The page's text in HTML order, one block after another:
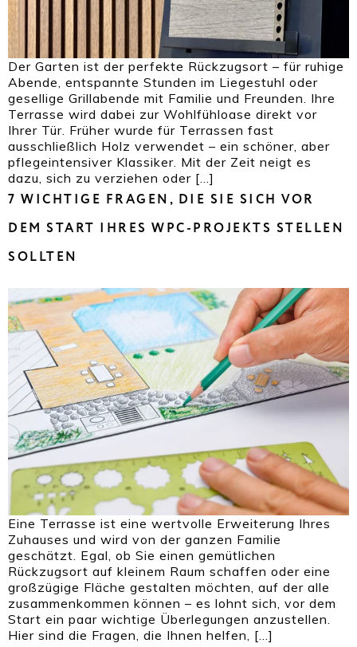
Der Garten ist der perfekte Rückzugsort – für ruhige
Abende, entspannte Stunden im Liegestuhl oder
gesellige Grillabende mit Familie und Freunden. Ihre
Terrasse wird dabei zur Wohlfühloase direkt vor
Ihrer Tür. Früher wurde für Terrassen fast
ausschließlich Holz verwendet – ein schöner, aber
pflegeintensiver Klassiker. Mit der Zeit neigt es
dazu, sich zu verziehen oder […]
7 WICHTIGE FRAGEN, DIE SIE SICH VOR
DEM START IHRES WPC-PROJEKTS STELLEN
SOLLTEN
Eine Terrasse ist eine wertvolle Erweiterung Ihres
Zuhauses und wird von der ganzen Familie
geschätzt. Egal, ob Sie einen gemütlichen
Rückzugsort auf kleinem Raum schaffen oder eine
großzügige Fläche gestalten möchten, auf der alle
zusammenkommen können – es lohnt sich, vor dem
Start ein paar wichtige Überlegungen anzustellen.
Hier sind die Fragen, die Ihnen helfen, […]